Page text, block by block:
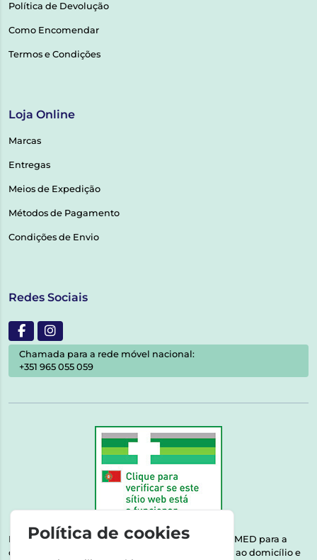
Política de Devolução
Como Encomendar
Termos e Condições
Loja Online
Marcas
Entregas
Meios de Expedição
Métodos de Pagamento
Condições de Envio
Redes Sociais
Chamada para a rede móvel nacional:
+351 965 055 059
Esta farmácia encontra-se autorizada pelo INFARMED para a
dispensa de medicamentos e produtos de saúde ao domicílio e
Política de cookies